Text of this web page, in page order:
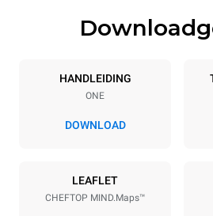
10
Afstand tussen trays
HANDLEIDING
ONE
DOWNLOAD
LEAFLET
CHEFTOP MIND.Maps™